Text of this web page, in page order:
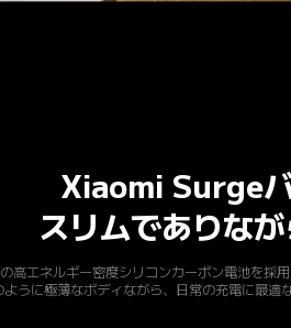
Xiaomi Surge
スリムでありな
高エネルギー密度シリコンカーボン電池を
ように極薄なボディながら、日常の充電に最適